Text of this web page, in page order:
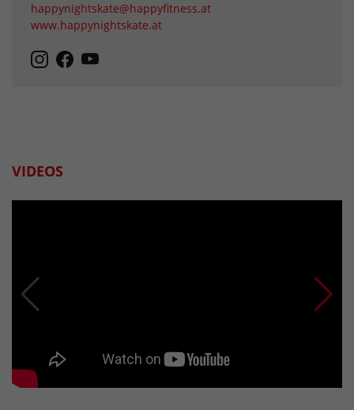
happynightskate@happyfitness.at
www.happynightskate.at
VIDEOS